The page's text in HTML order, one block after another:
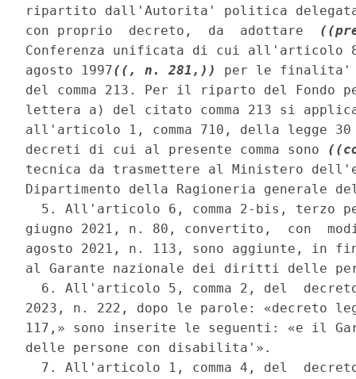
ripartito dall'Autorita' politica
con proprio  decreto,  da  adottare
Conferenza unificata di cui all'articolo
agosto 1997((, n. 281,))
per le finalita'
del comma 213. Per il riparto del
lettera a) del citato comma 213 si
all'articolo 1, comma 710, della legge
decreti di cui al presente comma sono
tecnica da trasmettere al Ministero
Dipartimento della Ragioneria generale
5. All'articolo 6, comma 2-bis, terzo
giugno 2021, n. 80, convertito,  con
agosto 2021, n. 113, sono aggiunte, in
al Garante nazionale dei diritti delle
6. All'articolo 5, comma 2, del
2023, n. 222, dopo le parole: «decreto
117,» sono inserite le seguenti: «e il
delle persone con disabilita'».
7. All'articolo 1, comma 4, del